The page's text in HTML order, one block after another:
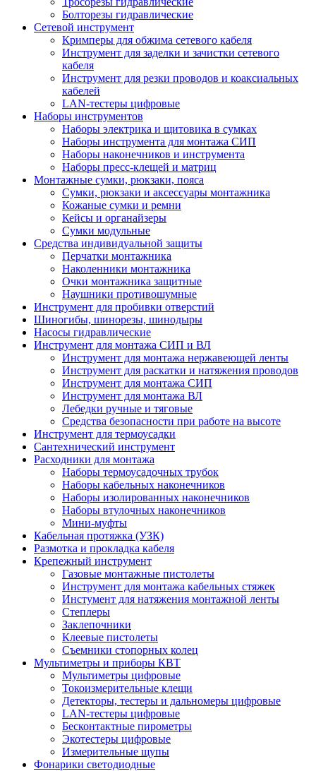
Болторезы гидравлические
Сетевой инструмент
Кримперы для обжима сетевого кабеля
Инструмент для заделки и зачистки сетевого
кабеля
Инструмент для резки проводов и коаксиальных
кабелей
LAN-тестеры цифровые
Наборы инструментов
Наборы электрика и щитовика в сумках
Наборы инструмента для монтажа СИП
Наборы наконечников и инструмента
Наборы пресс-клещей и матриц
Монтажные сумки, рюкзаки, пояса
Сумки, рюкзаки и аксессуары монтажника
Кожаные сумки и ремни
Кейсы и органайзеры
Сумки модульные
Средства индивидуальной защиты
Перчатки монтажника
Наколенники монтажника
Очки монтажника защитные
Наушники противошумные
Инструмент для пробивки отверстий
Шиногибы, шинорезы, шинодыры
Насосы гидравлические
Инструмент для монтажа СИП и ВЛ
Инструмент для монтажа нержавеющей ленты
Инструмент для раскатки и натяжения проводов
Инструмент для монтажа СИП
Инструмент для монтажа ВЛ
Лебедки ручные и тяговые
Средства безопасности при работе на высоте
Инструмент для термоусадки
Сантехнический инструмент
Расходники для монтажа
Наборы термоусадочных трубок
Наборы кабельных наконечников
Наборы изолированных наконечников
Наборы втулочных наконечников
Мини-муфты
Кабельная протяжка (УЗК)
Размотка и прокладка кабеля
Крепежный инструмент
Газовые монтажные пистолеты
Инструмент для монтажа кабельных стяжек
Инстумент для натяжения монтажной ленты
Степлеры
Заклепочники
Клеевые пистолеты
Съемники стопорных колец
Мультиметры и приборы КВТ
Мультиметры цифровые
Токоизмерительные клещи
Детекторы, тестеры и дальномеры цифровые
LAN-тестеры цифровые
Бесконтактные пирометры
Экотестеры цифровые
Измерительные щупы
Фонарики светодиодные